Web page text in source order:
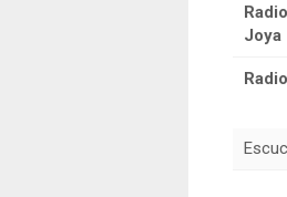
Joya